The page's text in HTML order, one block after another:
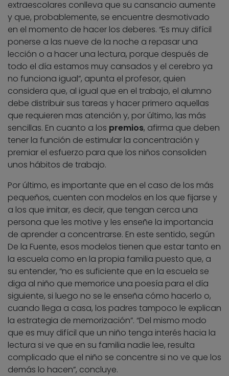
extraescolares conlleva que su cansancio aumente
y que, probablemente, se encuentre desmotivado
en el momento de hacer los deberes. “Es muy difícil
ponerse a las nueve de la noche a repasar una
lección o a hacer una lectura, porque después de
todo el día estamos muy cansados y el cerebro ya
no funciona igual”, apunta el profesor, quien
considera que, al igual que en el trabajo, el alumno
debe distribuir sus tareas y hacer primero aquellas
que requieren mas atención y, por último, las más
sencillas. En cuanto a los premios, afirma que deben
tener la función de estimular la concentración y
premiar el esfuerzo para que los niños consoliden
unos hábitos de trabajo.
Por último, es importante que en el caso de los más
pequeños, cuenten con modelos en los que fijarse y
a los que imitar, es decir, que tengan cerca una
persona que les motive y les enseñe la importancia
de aprender a concentrarse. En este sentido, según
De la Fuente, esos modelos tienen que estar tanto en
la escuela como en la propia familia puesto que, a
su entender, “no es suficiente que en la escuela se
diga al niño que memorice una poesía para el día
siguiente, si luego no se le enseña cómo hacerlo o,
cuando llega a casa, los padres tampoco le explican
la estrategia de memorización”. “Del mismo modo
que es muy difícil que un niño tenga interés hacia la
lectura si ve que en su familia nadie lee, resulta
complicado que el niño se concentre si no ve que los
demás lo hacen”, concluye.